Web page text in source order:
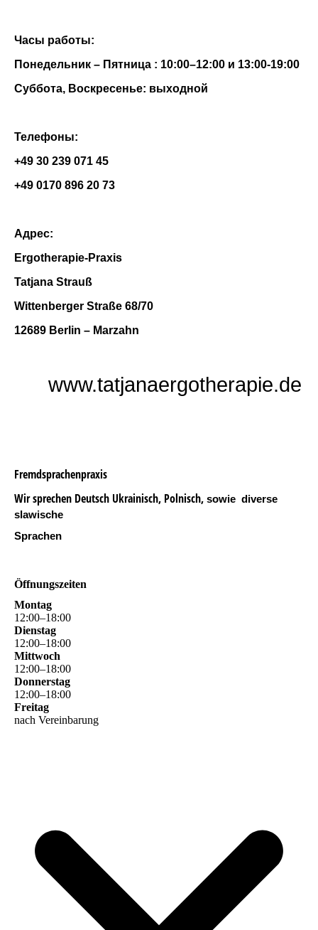
Часы работы:
Понедельник – Пятница : 10:00–12:00 и 13:00-19:00
Суббота, Воскресенье: выходной
Телефоны:
+49 30 239 071 45
+49 0170 896 20 73
Адрес:
Ergotherapie-Praxis
Tatjana Strauß
Wittenberger Straße 68/70
12689 Berlin – Marzahn
www.tatjanaergotherapie.de
Fremdsprachenpraxis
Wir sprechen Deutsch Ukrainisch, Polnisch, sowie diverse
slawische
Sprachen
Öffnungszeiten
Montag
12:00–18:00
Dienstag
12:00–18:00
Mittwoch
12:00–18:00
Donnerstag
12:00–18:00
Freitag
nach Vereinbarung